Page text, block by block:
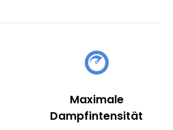
Maximale
Dampfintensität